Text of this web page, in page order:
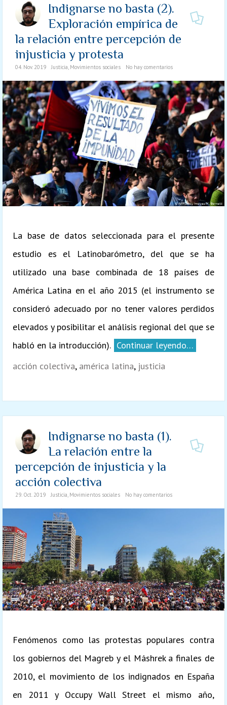
Indignarse no basta (2).
Exploración empírica de
la relación entre percepción de
injusticia y protesta
04. Nov. 2019 Justicia, Movimientos sociales No hay comentarios
La base de datos seleccionada para el presente
estudio es el Latinobarómetro, del que se ha
utilizado una base combinada de 18 países de
América Latina en el año 2015 (el instrumento se
consideró adecuado por no tener valores perdidos
elevados y posibilitar el análisis regional del que se
habló en la introducción). Continuar leyendo…
acción colectiva, américa latina, justicia
Indignarse no basta (1).
La relación entre la
percepción de injusticia y la
acción colectiva
29. Oct. 2019 Justicia Movimientos sociales No hay comentarios
Fenómenos como las protestas populares contra
los gobiernos del Magreb y el Máshrek a finales de
2010, el movimiento de los indignados en España
en 2011 y Occupy Wall Street el mismo año,